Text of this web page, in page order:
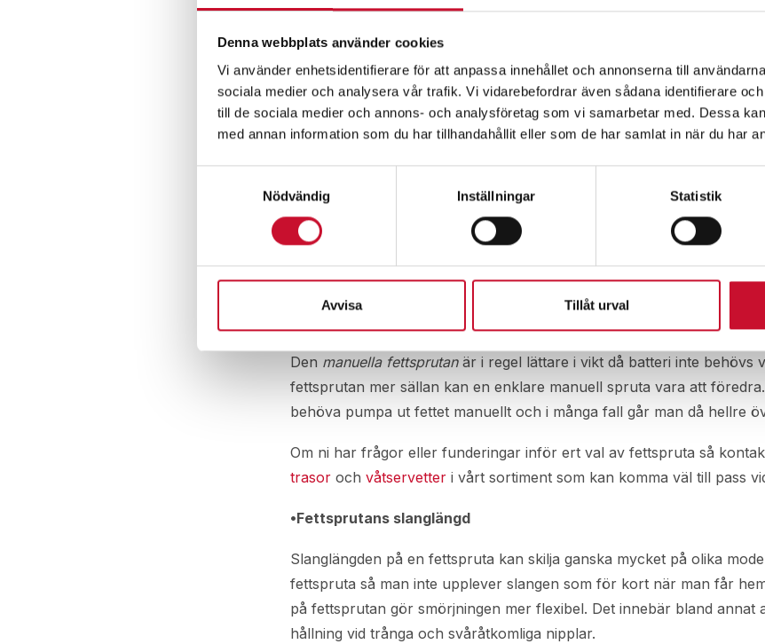
Denna webbplats använder cookies
Vi använder enhetsidentifierare för att anpassa innehållet och annonserna till
sociala medier och analysera vår trafik. Vi vidarebefordrar även sådana identifierare
till de sociala medier och annons- och analysföretag som vi samarbetar med. Dessa
med annan information som du har tillhandahållit eller som de har samlat in när du har
Nödvändig
Inställningar Statistik
Avvisa Tillåt urval
livslängden negativt på maskindelar. Det är lika viktigt som att byta
kunna applicera smörjfettet är både praktiskt och i stort sett
och marinor med mera är fettsprutan ett givet hjälpmedel.
Att tänka på vid köp
När man ska köpa fettspruta, som ofta även kallas smörjspruta,
punkter som kan underlätta valet av modell:
•Batteridriven eller manuell fettspruta?
Om man smörjer mycket och ofta kan enbatteridriven fettsprutavara
för att slippa onödigt stillestånd i arbetet. De flesta batteridrivna
Den manuella fettsprutanär i regel lättare i vikt då batteri inte behövs
fettsprutan mer sällan kan en enklare manuell spruta vara att
behöva pumpa ut fettet manuellt och i många fall går man då hellre
Om ni har frågor eller funderingar inför ert val av fettspruta så
trasor och våtservetter i vårt sortiment som kan komma väl till pass
•Fettsprutans slanglängd
Slanglängden på en fettspruta kan skilja ganska mycket på olika
fettspruta så man inte upplever slangen som för kort när man får
på fettsprutan gör smörjningen mer flexibel. Det innebär bland
hållning vid trånga och svåråtkomliga nipplar.